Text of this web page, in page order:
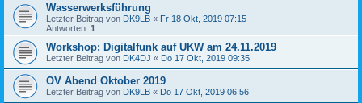
Wasserwerksführung
Letzter Beitrag von DK9LB « Fr 18 Okt, 2019 07:15
Antworten: 1
Workshop: Digitalfunk auf UKW am 24.11.2019
Letzter Beitrag von DK4DJ « Do 17 Okt, 2019 09:35
OV Abend Oktober 2019
Letzter Beitrag von DK9LB « Do 17 Okt, 2019 06:56